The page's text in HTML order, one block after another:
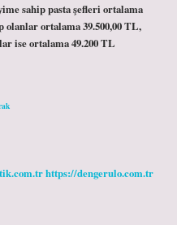
sahip pasta şefleri ortalama
olanlar ortalama 39.500,00 TL,
ise ortalama 49.200 TL
https://dengerulo.com.tr